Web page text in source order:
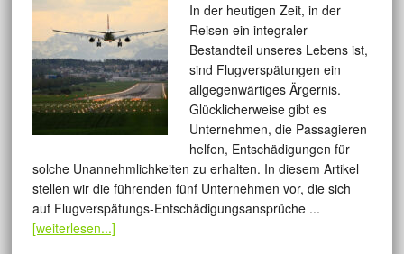
In der heutigen Zeit, in der
Reisen ein integraler
Bestandteil unseres Lebens ist,
sind Flugverspätungen ein
allgegenwärtiges Ärgernis.
Glücklicherweise gibt es
Unternehmen, die Passagieren
helfen, Entschädigungen für
solche Unannehmlichkeiten zu erhalten. In diesem Artikel
stellen wir die führenden fünf Unternehmen vor, die sich
auf Flugverspätungs-Entschädigungsansprüche ...
[weiterlesen...]